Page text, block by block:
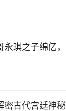
永琪之子绵亿
古代宫廷神秘